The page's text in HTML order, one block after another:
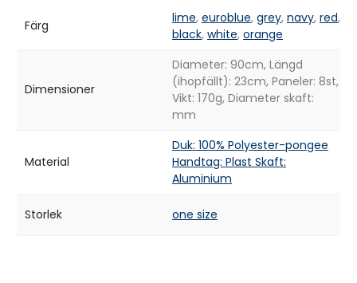
Färg lime, euroblue, grey, navy, red,
black, white, orange
Dimensioner
Diameter: 90cm, Längd
(ihopfällt): 23cm, Paneler: 8st,
Vikt: 170g, Diameter skaft:
mm
Material
Duk: 100% Polyester-pongee
Handtag: Plast Skaft:
Aluminium
Storlek one size